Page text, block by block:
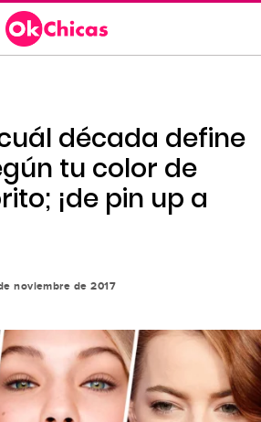
década define
tu color de
¡de pin up a
noviembre de 2017